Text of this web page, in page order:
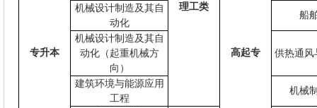
专升本
理工类
高起专
机械设计制造及其自
动化
船
机械设计制造及其自
动化（起重机械方
向）
供热通风
建筑环境与能源应用
工程
机械